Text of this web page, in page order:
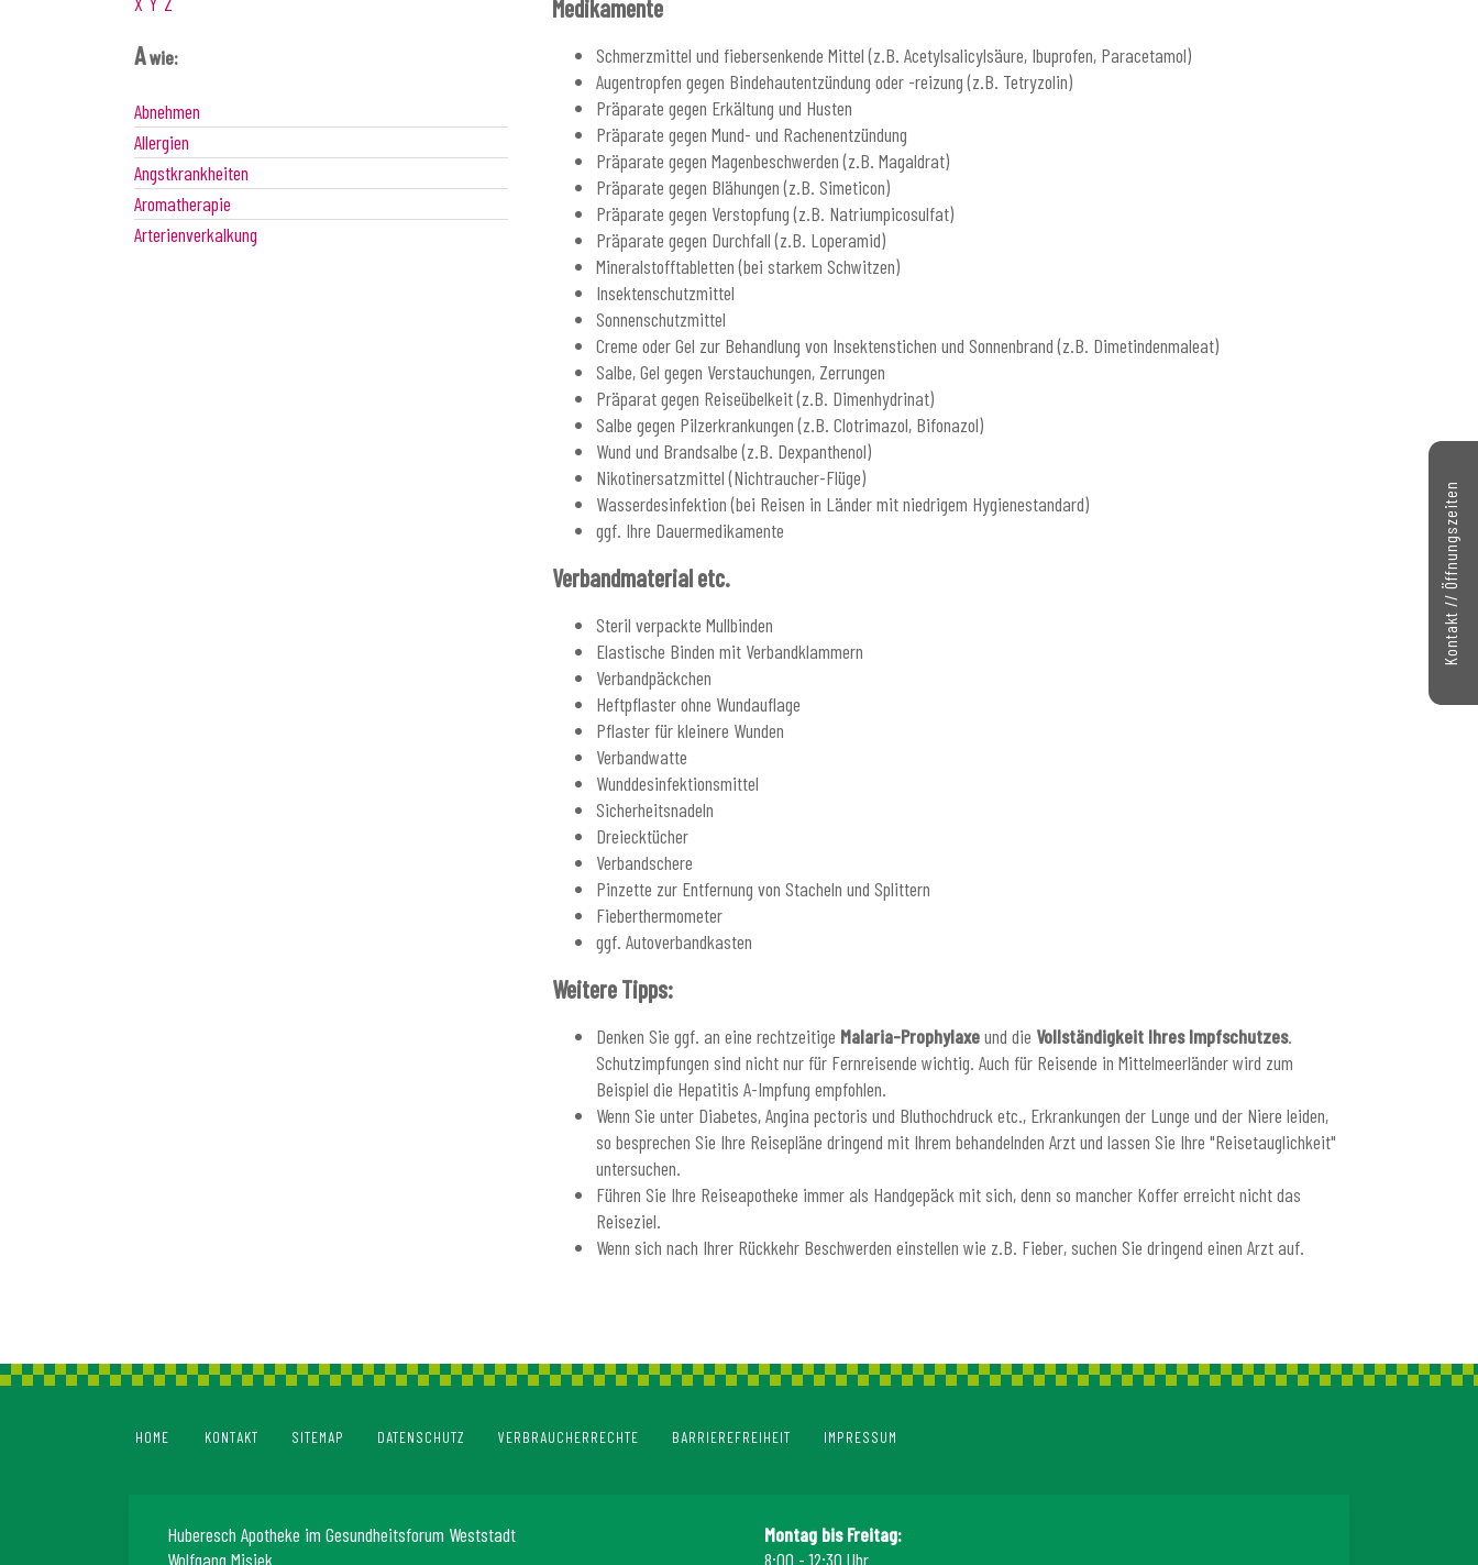
Awie:
Abnehmen
Allergien
Angstkrankheiten
Aromatherapie
Arterienverkalkung
Medikamente
Schmerzmittel und fiebersenkende Mittel (z.B. Acetylsalicylsäure, Ibuprofen, Paracetamol)
Augentropfen gegen Bindehautentzündung oder -reizung (z.B. Tetryzolin)
Präparate gegen Erkältung und Husten
Präparate gegen Mund- und Rachenentzündung
Präparate gegen Magenbeschwerden (z.B. Magaldrat)
Präparate gegen Blähungen (z.B. Simeticon)
Präparate gegen Verstopfung (z.B. Natriumpicosulfat)
Präparate gegen Durchfall (z.B. Loperamid)
Mineralstofftabletten (bei starkem Schwitzen)
Insektenschutzmittel
Sonnenschutzmittel
Creme oder Gel zur Behandlung von Insektenstichen und Sonnenbrand (z.B. Dimetindenmaleat)
Salbe, Gel gegen Verstauchungen, Zerrungen
Präparat gegen Reiseübelkeit (z.B. Dimenhydrinat)
Salbe gegen Pilzerkrankungen (z.B. Clotrimazol, Bifonazol)
Wund und Brandsalbe (z.B. Dexpanthenol)
Nikotinersatzmittel (Nichtraucher-Flüge)
Wasserdesinfektion (bei Reisen in Länder mit niedrigem Hygienestandard)
ggf. Ihre Dauermedikamente
Verbandmaterial etc.
Steril verpackte Mullbinden
Elastische Binden mit Verbandklammern
Verbandpäckchen
Heftpflaster ohne Wundauflage
Pflaster für kleinere Wunden
Verbandwatte
Wunddesinfektionsmittel
Sicherheitsnadeln
Dreiecktücher
Verbandschere
Pinzette zur Entfernung von Stacheln und Splittern
Fieberthermometer
ggf. Autoverbandkasten
Weitere Tipps:
Denken Sie ggf. an eine rechtzeitige Malaria-Prophylaxeund die Vollständigkeit Ihres Impfschutzes.
Schutzimpfungen sind nicht nur für Fernreisende wichtig. Auch für Reisende in Mittelmeerländer wird zum
Beispiel die Hepatitis A-Impfung empfohlen.
Wenn Sie unter Diabetes, Angina pectoris und Bluthochdruck etc., Erkrankungen der Lunge und der Niere leiden,
so besprechen Sie Ihre Reisepläne dringend mit Ihrem behandelnden Arzt und lassen Sie Ihre "Reisetauglichkeit"
untersuchen.
Führen Sie Ihre Reiseapotheke immer als Handgepäck mit sich, denn so mancher Koffer erreicht nicht das
Reiseziel.
Wenn sich nach Ihrer Rückkehr Beschwerden einstellen wie z.B. Fieber, suchen Sie dringend einen Arzt auf.
HOME KONTAKT SITEMAP DATENSCHUTZ VERBRAUCHERRECHTE BARRIEREFREIHEIT IMPRESSUM
Huberesch Apotheke im Gesundheitsforum Weststadt
Wolfgang Misiek
Montag bis Freitag:
8:00 - 12:30 Uhr
Kontakt // Öffnungszeiten